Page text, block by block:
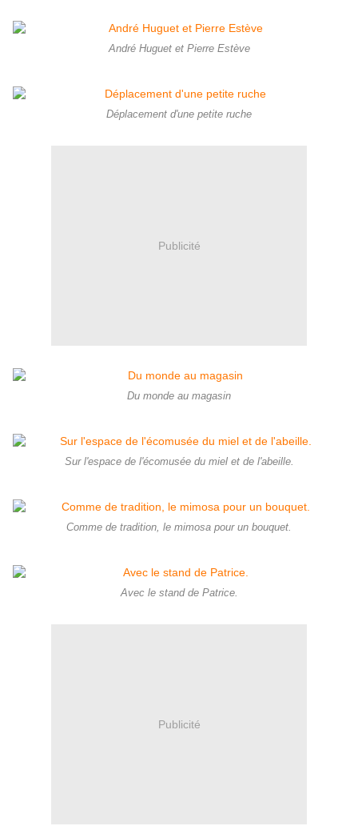
André Huguet et Pierre Estève
Déplacement d'une petite ruche
Publicité
Du monde au magasin
Sur l'espace de l'écomusée du miel et de l'abeille.
Comme de tradition, le mimosa pour un bouquet.
Avec le stand de Patrice.
Publicité